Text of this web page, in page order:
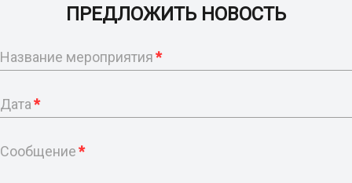
ПРЕДЛОЖИТЬ НОВОСТЬ
Название мероприятия*
Дата*
Сообщение*